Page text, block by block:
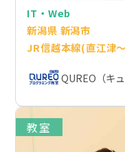
IT・Web
新潟県 新潟市
JR信越本線(直江津
QUREO（キ
教室